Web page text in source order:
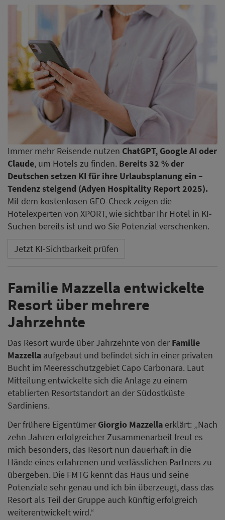
Immer mehr Reisende nutzen ChatGPT, Google AI oder
Claude, um Hotels zu finden. Bereits 32 % der
Deutschen setzen KI für ihre Urlaubsplanung ein –
Tendenz steigend (Adyen Hospitality Report 2025).
Mit dem kostenlosen GEO-Check zeigen die
Hotelexperten von XPORT, wie sichtbar Ihr Hotel in KI-
Suchen bereits ist und wo Sie Potenzial verschenken.
Jetzt KI-Sichtbarkeit prüfen
Familie Mazzella entwickelte
Resort über mehrere
Jahrzehnte
Das Resort wurde über Jahrzehnte von der Familie
Mazzella aufgebaut und befindet sich in einer privaten
Bucht im Meeresschutzgebiet Capo Carbonara. Laut
Mitteilung entwickelte sich die Anlage zu einem
etablierten Resortstandort an der Südostküste
Sardiniens.
Der frühere Eigentümer Giorgio Mazzella erklärt: „Nach
zehn Jahren erfolgreicher Zusammenarbeit freut es
mich besonders, das Resort nun dauerhaft in die
Hände eines erfahrenen und verlässlichen Partners zu
übergeben. Die FMTG kennt das Haus und seine
Potenziale sehr genau und ich bin überzeugt, dass das
Resort als Teil der Gruppe auch künftig erfolgreich
weiterentwickelt wird.“